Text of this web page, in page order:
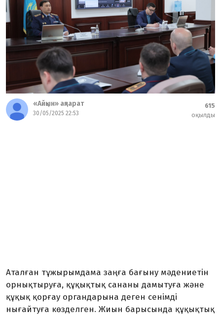
«Айқын» ақпарат
30/05/2025 22:53
615
оқылды
Аталған тұжырымдама заңға бағыну мәдениетін
орнықтыруға, құқықтық сананы дамытуға және
құқық қорғау органдарына деген сенімді
нығайтуға көзделген. Жиын барысында құқықтық